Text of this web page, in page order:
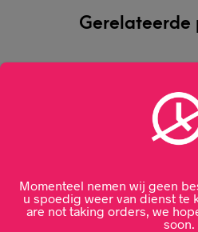
Gerelateerde
Momenteel nemen wij geen
u spoedig weer van dienst te
are not taking orders, we
soon.